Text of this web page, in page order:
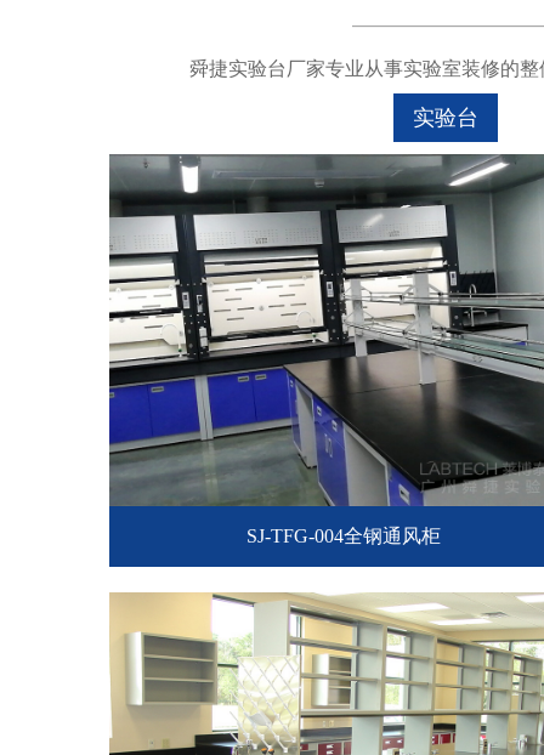
舜捷实验台厂家专业从事实验室装修的
实验台
SJ-TFG-004全钢通风柜